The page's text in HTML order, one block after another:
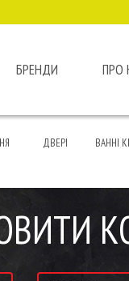
БРЕНДИ ПРО
ДВЕРІ ВАННІ